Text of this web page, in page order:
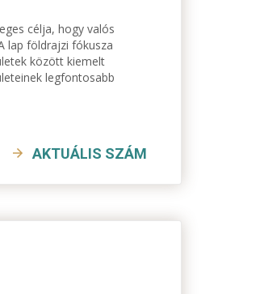
célja, hogy valós
lap földrajzi fókusza
között kiemelt
legfontosabb
AKTUÁLIS SZÁM